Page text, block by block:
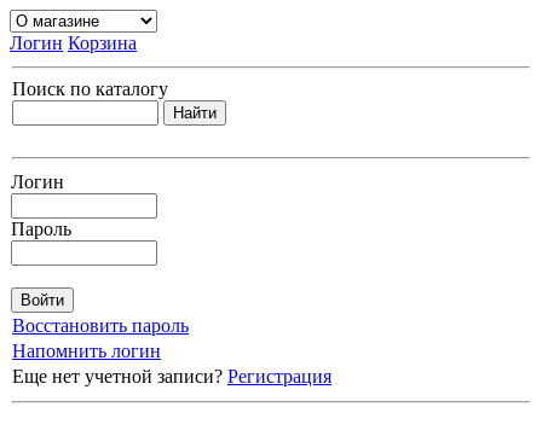
Логин Корзина
Поиск по каталогу
Логин
Пароль
Восстановить пароль
Напомнить логин
Еще нет учетной записи? Регистрация